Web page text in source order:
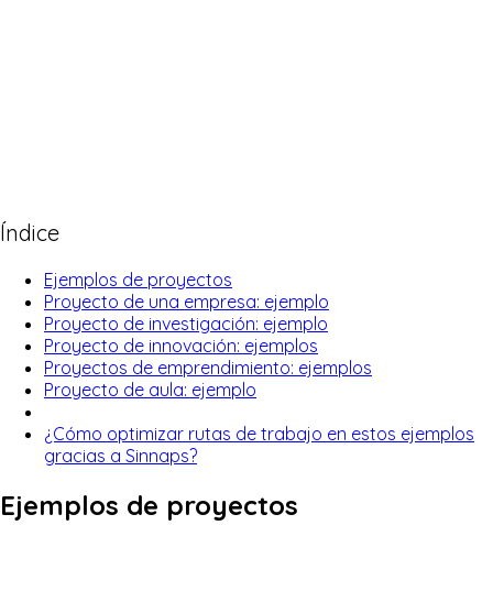
Índice
Ejemplos de proyectos
Proyecto de una empresa: ejemplo
Proyecto de investigación: ejemplo
Proyecto de innovación: ejemplos
Proyectos de emprendimiento: ejemplos
Proyecto de aula: ejemplo
¿Cómo optimizar rutas de trabajo en estos ejemplos
gracias a Sinnaps?
Ejemplos de proyectos